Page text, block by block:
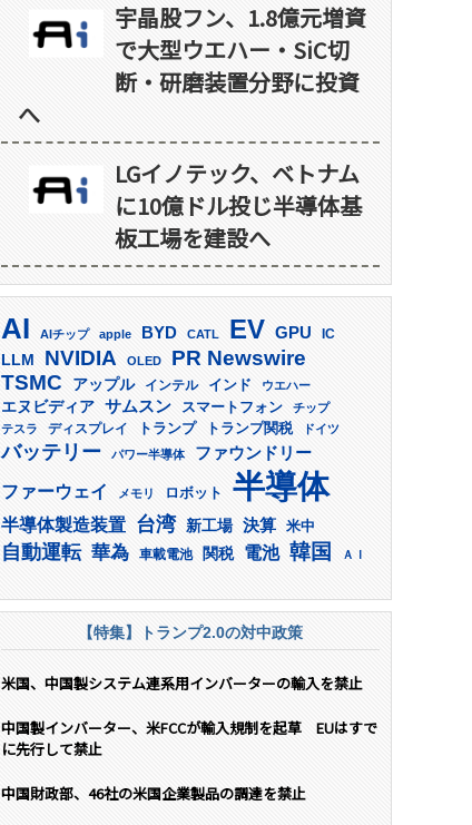
宇晶股フン、1.8億元増資
で大型ウエハー・SiC切
断・研磨装置分野に投資
へ
LGイノテック、ベトナム
に10億ドル投じ半導体基
板工場を建設へ
AI AIチップ apple BYD CATL EV GPU IC
LLM NVIDIA OLED PR Newswire
TSMC アップル インテル インド ウエハー
エヌビディア サムスン スマートフォン
チップ
テスラ
ディスプレイ トランプ トランプ関税 ドイツ
バッテリー パワー半導体 ファウンドリー
ファーウェイ メモリ ロボット 半導体
半導体製造装置 台湾 新工場 決算 米中
自動運転 華為 車載電池 関税 電池 韓国 ＡＩ
【特集】トランプ2.0の対中政策
米国、中国製システム連系用インバーターの輸入を禁止
中国製インバーター、米FCCが輸入規制を起草 EUはすで
に先行して禁止
中国財政部、46社の米国企業製品の調達を禁止